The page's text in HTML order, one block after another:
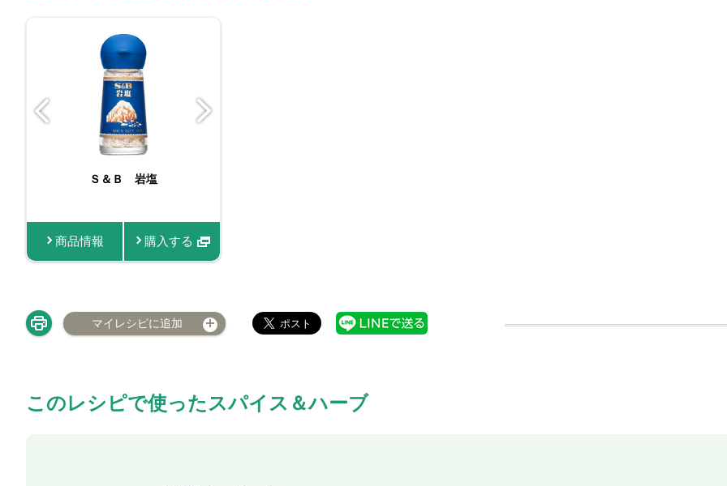
Ｓ＆Ｂ 岩塩
商品情報 購入する
マイレシピに追加
このレシピで使ったスパイス＆ハーブ